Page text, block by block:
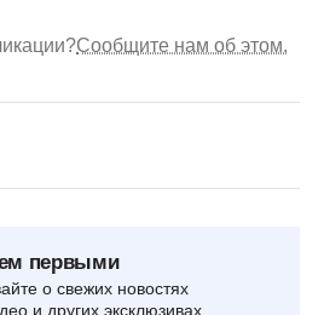
Сообщите нам об этом.
первыми
о свежих новостях
и других эксклюзивах